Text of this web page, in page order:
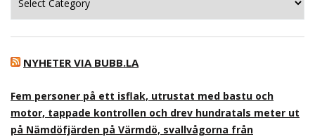
NYHETER VIA BUBB.LA
Fem personer på ett isflak, utrustat med bastu och
motor, tappade kontrollen och drev hundratals meter ut
på Nämdöfjärden på Värmdö, svallvågorna från